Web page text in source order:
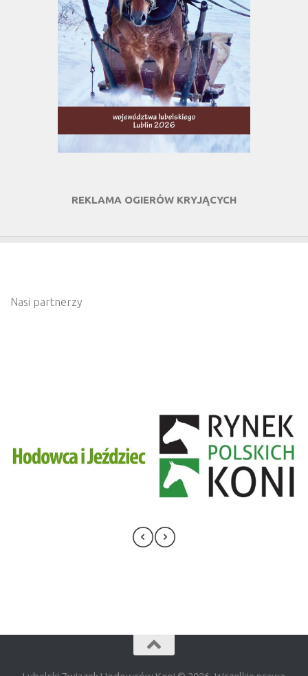
REKLAMA OGIERÓW KRYJĄCYCH
Nasi partnerzy